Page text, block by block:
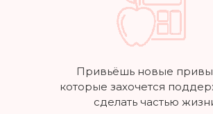
Привьёшь новые
которые захочется
сделать частью